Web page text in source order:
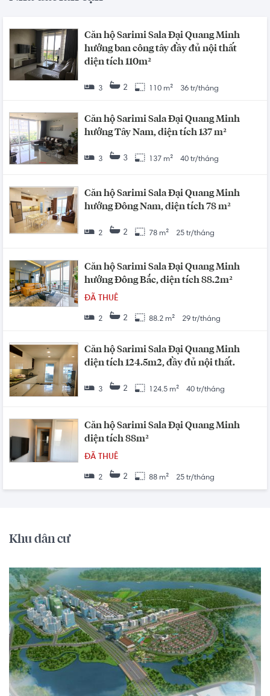
Căn hộ Sarimi Sala Đại Quang Minh
hướng ban công tây đầy đủ nội thất
diện tích 110m²
3 2 110 m² 36 tr/tháng
Căn hộ Sarimi Sala Đại Quang Minh
hướng Tây Nam, diện tích 137 m²
3 3 137 m² 40 tr/tháng
Căn hộ Sarimi Sala Đại Quang Minh
hướng Đông Nam, diện tích 78 m²
2 2 78 m² 25 tr/tháng
Căn hộ Sarimi Sala Đại Quang Minh
hướng Đông Bắc, diện tích 88.2m²
ĐÃ THUÊ
2 2 88.2 m² 29 tr/tháng
Căn hộ Sarimi Sala Đại Quang Minh
diện tích 124.5m2, đầy đủ nội thất.
3 2 124.5 m² 40 tr/tháng
Căn hộ Sarimi Sala Đại Quang Minh
diện tích 88m²
ĐÃ THUÊ
2 2 88 m² 25 tr/tháng
Khu dân cư